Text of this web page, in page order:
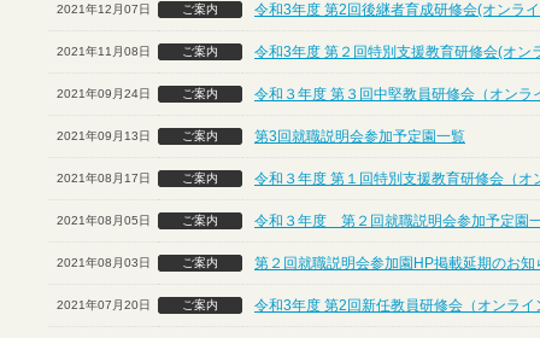
2021年12月07日 ご案内 令和3年度 第2回後継者育成研修会(オンラ
2021年11月08日 ご案内 令和3年度 第２回特別支援教育研修会(オン
2021年09月24日 ご案内 令和３年度 第３回中堅教員研修会（オンラ
2021年09月13日 ご案内 第3回就職説明会参加予定園一覧
2021年08月17日 ご案内 令和３年度 第１回特別支援教育研修会（オ
2021年08月05日 ご案内 令和３年度 第２回就職説明会参加予定園
2021年08月03日 ご案内 第２回就職説明会参加園HP掲載延期のお知
2021年07月20日 ご案内 令和3年度 第2回新任教員研修会（オンライ